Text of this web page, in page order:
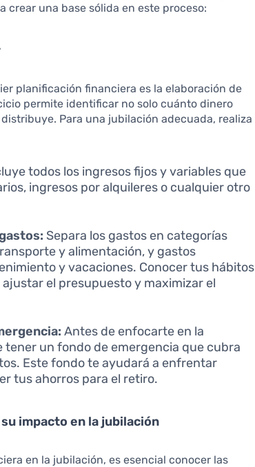
crear una base sólida en este proceso:
planificación financiera es la elaboración de
permite identificar no solo cuánto dinero
Para una jubilación adecuada, realiza
todos los ingresos fijos y variables que
ingresos por alquileres o cualquier otro
Separa los gastos en categorías
y alimentación, y gastos
y vacaciones. Conocer tus hábitos
el presupuesto y maximizar el
Antes de enfocarte en la
tener un fondo de emergencia que cubra
Este fondo te ayudará a enfrentar
tus ahorros para el retiro.
impacto en la jubilación
en la jubilación, es esencial conocer las